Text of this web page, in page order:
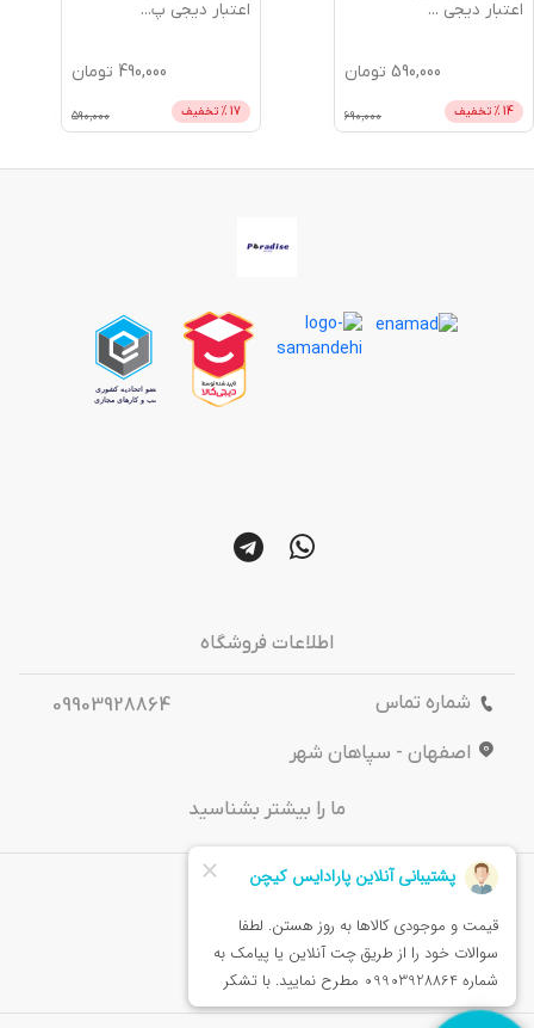
اعتبار دیجی ...
590,000 تومان
14 % تخفیف 690,000
اعتبار دیجی پ...
490,000 تومان
17 % تخفیف 590,000
اطلاعات فروشگاه
شماره تماس
09903928864
اصفهان - سپاهان شهر
ما را بیشتر بشناسید
درباره‌ ما
تماس باما
خدمات مشتریان